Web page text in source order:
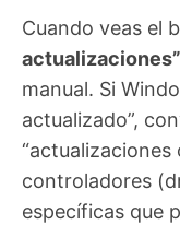
Cuando veas el
actualizaciones”
manual. Si
actualizado”,
“actualizaciones
controladores
específicas que